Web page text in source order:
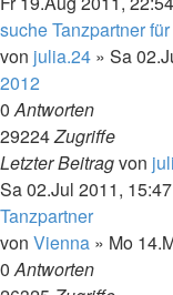
suche Tanzpartner
von julia.24 » Sa
2012
0Antworten
29224Zugriffe
Letzter Beitragvon
Sa 02.Jul 2011, 15:47
Tanzpartner
von Vienna » Mo
0Antworten